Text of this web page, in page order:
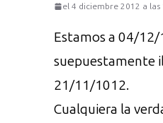
el 4 diciembre 2012 a las
Estamos a 04/12/
suepuestamente
21/11/1012.
Cualquiera la